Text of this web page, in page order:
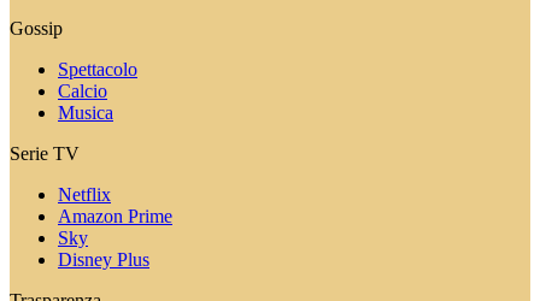
Gossip
Spettacolo
Calcio
Musica
Serie TV
Netflix
Amazon Prime
Sky
Disney Plus